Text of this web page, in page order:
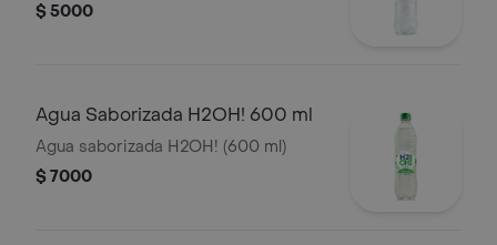
$ 5000
Agua Saborizada H2OH! 600 ml
Agua saborizada H2OH! (600 ml)
$ 7000